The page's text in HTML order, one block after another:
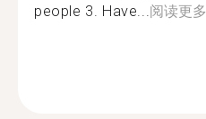
people 3. Have...阅读更多